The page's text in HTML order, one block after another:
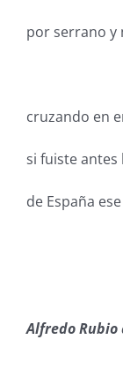
por serrano y
cruzando en
si fuiste antes
de España
Alfredo Rubio